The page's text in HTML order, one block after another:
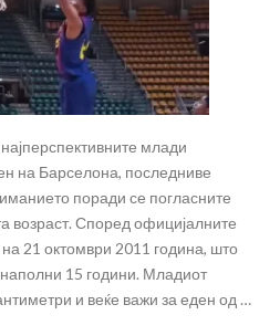
млади
на Барселона, последниве
поради се погласните
возраст. Според официјалните
21 октомври 2011 година, што
15 години. Младиот
и веќе важи за еден од …